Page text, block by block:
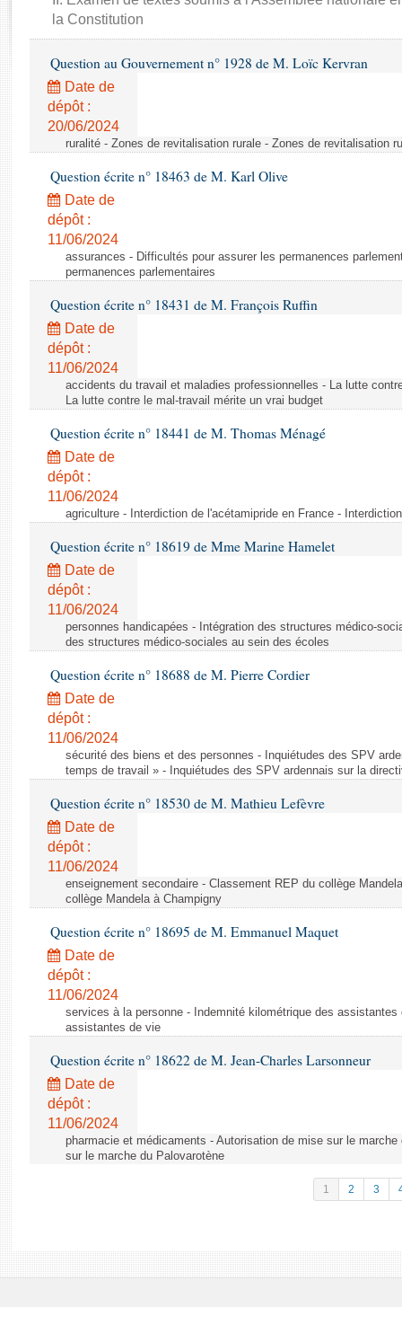
Rapports d'enquête
Rapports législatifs
Baromètre de l’application des lois
Dossiers législatifs
Budget et sécurité sociale
la Constitution
Question au Gouvernement n° 1928 de M. Loïc Kervran
Date de
dépôt :
20/06/2024
ruralité - Zones de revitalisation rurale - Zones de revitalisation
Question écrite n° 18463 de M. Karl Olive
Date de
dépôt :
11/06/2024
assurances - Difficultés pour assurer les permanences
permanences parlementaires
Question écrite n° 18431 de M. François Ruffin
Date de
dépôt :
11/06/2024
accidents du travail et maladies professionnelles - La lutte
La lutte contre le mal-travail mérite un vrai budget
Question écrite n° 18441 de M. Thomas Ménagé
Date de
dépôt :
11/06/2024
agriculture - Interdiction de l'acétamipride en France -
Question écrite n° 18619 de Mme Marine Hamelet
Date de
dépôt :
11/06/2024
personnes handicapées - Intégration des structures médico-
des structures médico-sociales au sein des écoles
Question écrite n° 18688 de M. Pierre Cordier
Date de
dépôt :
11/06/2024
sécurité des biens et des personnes - Inquiétudes des SPV
temps de travail » - Inquiétudes des SPV ardennais sur la
Question écrite n° 18530 de M. Mathieu Lefèvre
Date de
dépôt :
11/06/2024
enseignement secondaire - Classement REP du collège
collège Mandela à Champigny
Question écrite n° 18695 de M. Emmanuel Maquet
Date de
dépôt :
11/06/2024
services à la personne - Indemnité kilométrique des
assistantes de vie
Question écrite n° 18622 de M. Jean-Charles Larsonneur
Date de
dépôt :
11/06/2024
pharmacie et médicaments - Autorisation de mise sur le
sur le marche du Palovarotène
1 2 3